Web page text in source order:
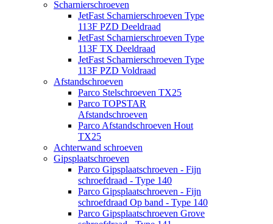
Scharnierschroeven
JetFast Scharnierschroeven Type
113F PZD Deeldraad
JetFast Scharnierschroeven Type
113F TX Deeldraad
JetFast Scharnierschroeven Type
113F PZD Voldraad
Afstandschroeven
Parco Stelschroeven TX25
Parco TOPSTAR
Afstandschroeven
Parco Afstandschroeven Hout
TX25
Achterwand schroeven
Gipsplaatschroeven
Parco Gipsplaatschroeven - Fijn
schroefdraad - Type 140
Parco Gipsplaatschroeven - Fijn
schroefdraad Op band - Type 140
Parco Gipsplaatschroeven Grove